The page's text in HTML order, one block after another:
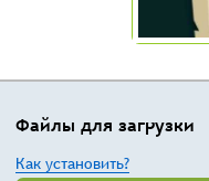
Файлы для загрузки
Как установить?